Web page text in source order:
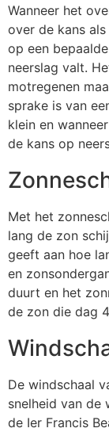
Wanneer het
over de kans
op een
neerslag valt.
motregenen
sprake is van
klein en
de kans op
Met het
lang de zon
geeft aan hoe
en
duurt en het
de zon die dag
De windschaal
snelheid van de
de Ier Francis